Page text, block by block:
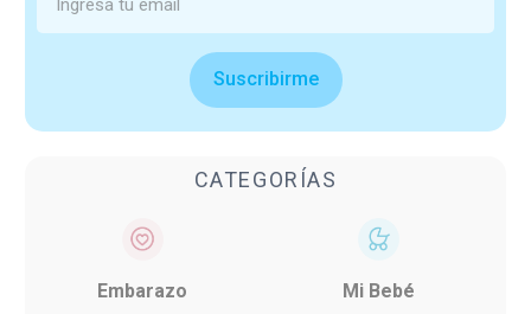
Suscribirme
CATEGORÍAS
Embarazo Mi Bebé